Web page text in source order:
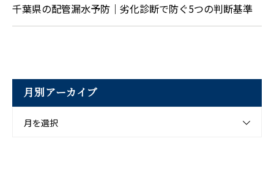
千葉県の配管漏水予防｜劣化診断で防ぐ5つの判断基準
月別アーカイブ
月を選択